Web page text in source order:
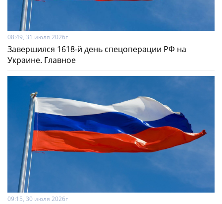
08:49, 31 июля 2026г
Завершился 1618-й день спецоперации РФ на
Украине. Главное
09:15, 30 июля 2026г